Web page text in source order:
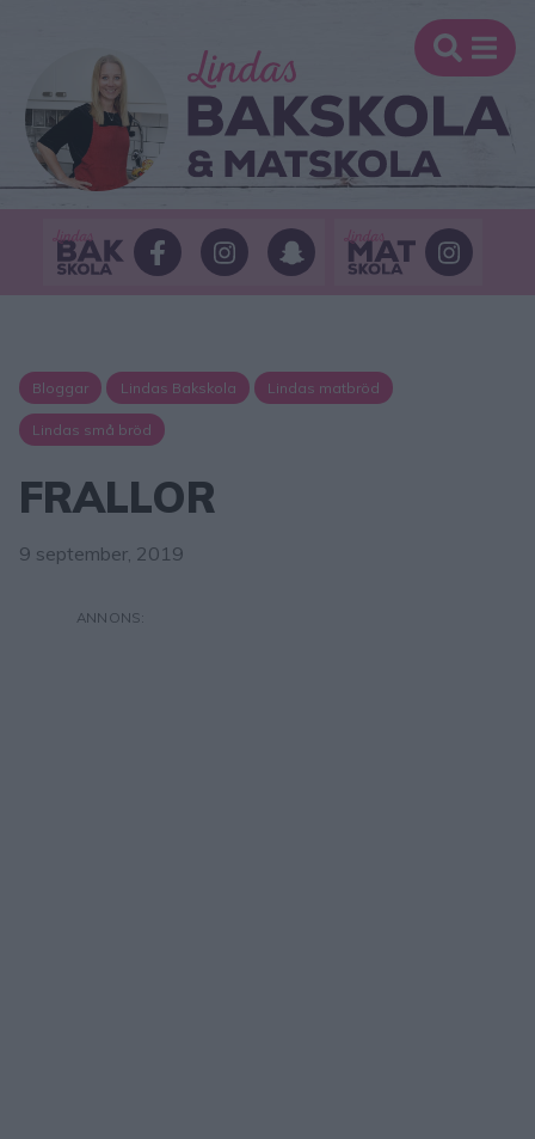
Bloggar Lindas Bakskola Lindas matbröd
Lindas små bröd
FRALLOR
9 september, 2019